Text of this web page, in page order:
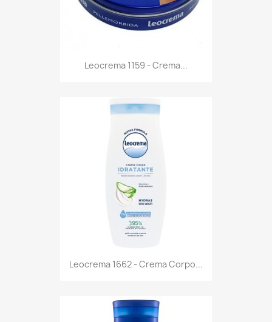
Anteprima
Leocrema 1159 - Crema...
Anteprima
Leocrema 1662 - Crema Corpo...